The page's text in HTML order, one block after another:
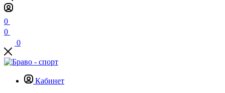
0
0
0
Кабинет